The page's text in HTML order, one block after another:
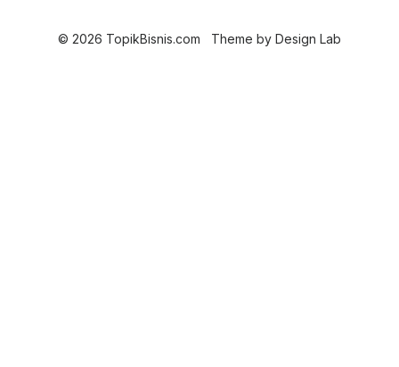
© 2026 TopikBisnis.com Theme by Design Lab